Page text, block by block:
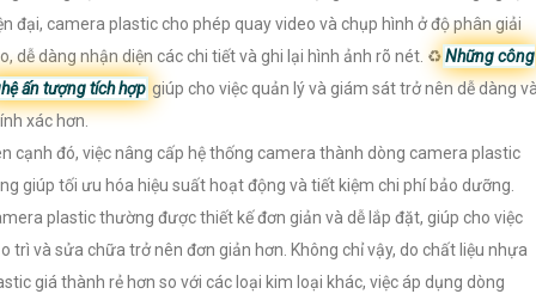
đại, camera plastic cho phép quay video và chụp hình ở độ phân giải
dễ dàng nhận diện các chi tiết và ghi lại hình ảnh rõ nét. ♻Những công
ấn tượng tích hợp giúp cho việc quản lý và giám sát trở nên dễ dàng
xác hơn.
cạnh đó, việc nâng cấp hệ thống camera thành dòng camera plastic
giúp tối ưu hóa hiệu suất hoạt động và tiết kiệm chi phí bảo dưỡng.
plastic thường được thiết kế đơn giản và dễ lắp đặt, giúp cho việc
trì và sửa chữa trở nên đơn giản hơn. Không chỉ vậy, do chất liệu nhựa
giá thành rẻ hơn so với các loại kim loại khác, việc áp dụng dòng